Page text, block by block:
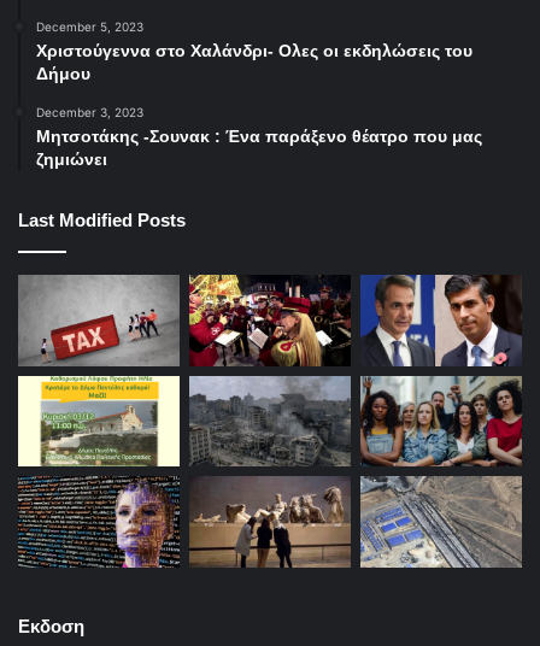
December 5, 2023
Χριστούγεννα στο Χαλάνδρι- Ολες οι εκδηλώσεις του
Δήμου
December 3, 2023
Μητσοτάκης -Σουνακ : Ένα παράξενο θέατρο που μας
ζημιώνει
Last Modified Posts
Εκδοση